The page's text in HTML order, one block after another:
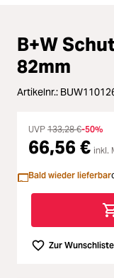
Zubehör
Loading...
Licht &
Loading...
Loading...
Loading...
Second
Loading...
SALE
Loading...
B+W
82mm
Artikelnr.:
UVP 133,28 €-50%
66,56 € inkl.
Bald wieder lieferbar
Zur